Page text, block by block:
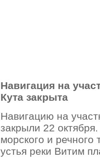
Навигация на
Кута закрыта
Навигацию на
закрыли 22
морского и речного
устья реки Витим